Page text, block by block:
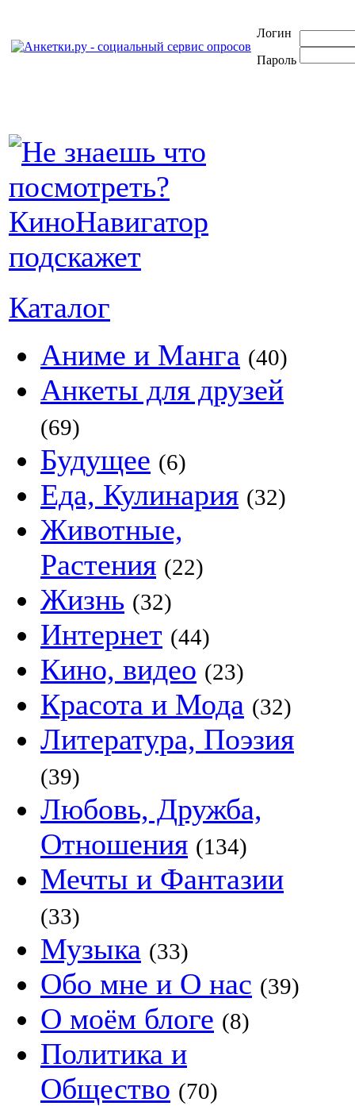
Логин
Пароль
Каталог
Аниме и Манга (40)
Анкеты для друзей
(69)
Будущее (6)
Еда, Кулинария (32)
Животные,
Растения (22)
Жизнь (32)
Интернет (44)
Кино, видео (23)
Красота и Мода (32)
Литература, Поэзия
(39)
Любовь, Дружба,
Отношения (134)
Мечты и Фантазии
(33)
Музыка (33)
Обо мне и О нас (39)
О моём блоге (8)
Политика и
Общество (70)